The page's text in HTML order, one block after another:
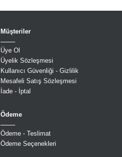
Müşteriler
Üye Ol
Üyelik Sözleşmesi
Kullanıcı Güvenliği - Gizlilik
Mesafeli Satış Sözleşmesi
İade - İptal
Ödeme
Ödeme - Teslimat
Ödeme Seçenekleri